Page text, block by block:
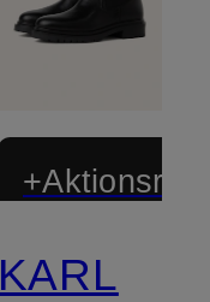
KARL